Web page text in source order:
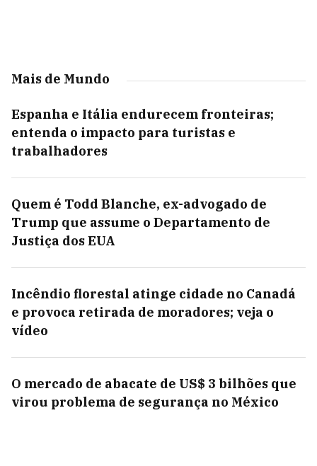
Mais de Mundo
Espanha e Itália endurecem fronteiras;
entenda o impacto para turistas e
trabalhadores
Quem é Todd Blanche, ex-advogado de
Trump que assume o Departamento de
Justiça dos EUA
Incêndio florestal atinge cidade no Canadá
e provoca retirada de moradores; veja o
vídeo
O mercado de abacate de US$ 3 bilhões que
virou problema de segurança no México